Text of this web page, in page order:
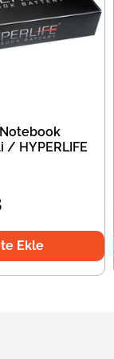
/ HYPERLIFE
Ekle